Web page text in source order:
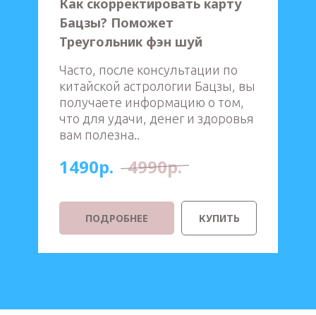
Как скорректировать карту
Бацзы? Поможет
Треугольник фэн шуй
Часто, после консультации по
китайской астрологии Бацзы, вы
получаете информацию о том,
что для удачи, денег и здоровья
вам полезна..
1490р. 4990р.
ПОДРОБНЕЕ КУПИТЬ